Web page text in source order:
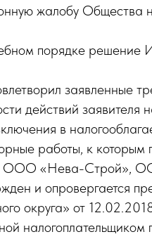
жалобу Общества
порядке решение
заявленные
действий заявителя
в
работы, к
«Нева-Строй»,
и
округа» от
налогоплательщиком